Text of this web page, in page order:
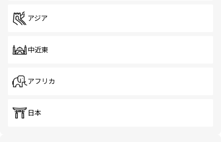
アジア
中近東
アフリカ
日本